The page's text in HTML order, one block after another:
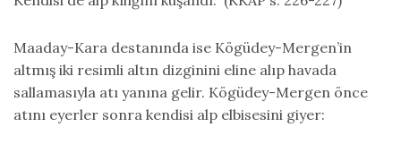
Maaday-Kara destanında ise Kögüdey-Mergen’in
altmış iki resimli altın dizginini eline alıp havada
sallamasıyla atı yanına gelir. Kögüdey-Mergen önce
atını eyerler sonra kendisi alp elbisesini giyer: